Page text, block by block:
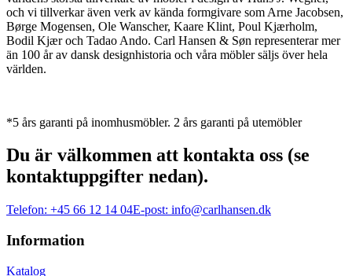
och vi tillverkar även verk av kända formgivare som Arne Jacobsen,
Børge Mogensen, Ole Wanscher, Kaare Klint, Poul Kjærholm,
Bodil Kjær och Tadao Ando. Carl Hansen & Søn representerar mer
än 100 år av dansk designhistoria och våra möbler säljs över hela
världen.
*5 års garanti på inomhusmöbler. 2 års garanti på utemöbler
Du är välkommen att kontakta oss (se
kontaktuppgifter nedan).
Telefon: +45 66 12 14 04E-post: info@carlhansen.dk
Information
Katalog